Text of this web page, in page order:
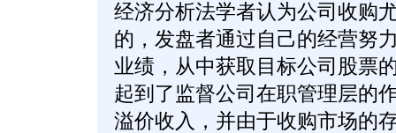
经济分析法学者认为公司收购
的，发盘者通过自己的经营努
业绩，从中获取目标公司股票
起到了监督公司在职管理层的
溢价收入，并由于收购市场的